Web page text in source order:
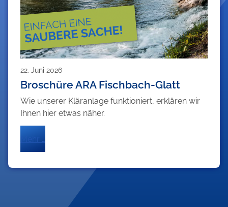
22. Juni 2026
Broschüre ARA Fischbach-Glatt
Wie unserer Kläranlage funktioniert, erklären wir
Ihnen hier etwas näher.
Mehr …